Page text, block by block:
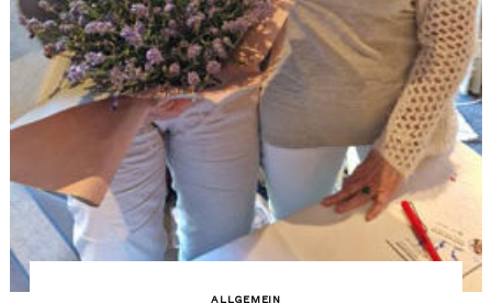
ALLGEMEIN